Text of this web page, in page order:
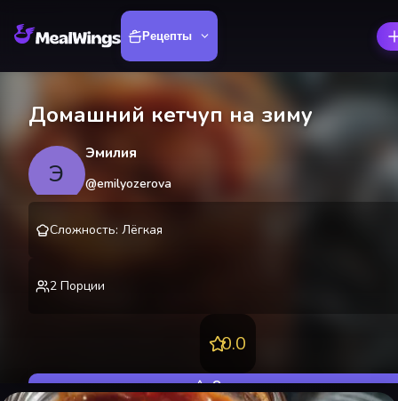
Рецепты
Домашний кетчуп на зиму
Э
Эмилия
@emilyozerova
Сложность: Лёгкая
2 Порции
0.0
Оценить